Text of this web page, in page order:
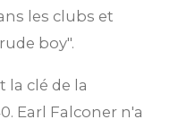
les clubs et
boy".
la clé de la
Earl Falconer n'a